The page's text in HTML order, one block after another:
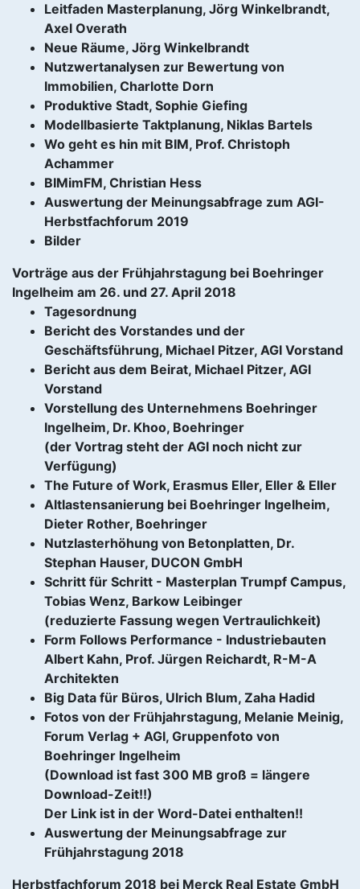
Leitfaden Masterplanung, Jörg Winkelbrandt,
Axel Overath
Neue Räume, Jörg Winkelbrandt
Nutzwertanalysen zur Bewertung von
Immobilien, Charlotte Dorn
Produktive Stadt, Sophie Giefing
Modellbasierte Taktplanung, Niklas Bartels
Wo geht es hin mit BIM, Prof. Christoph
Achammer
BIMimFM, Christian Hess
Auswertung der Meinungsabfrage zum AGI-
Herbstfachforum 2019
Bilder
Vorträge aus der Frühjahrstagung bei Boehringer
Ingelheim am 26. und 27. April 2018
Tagesordnung
Bericht des Vorstandes und der
Geschäftsführung, Michael Pitzer, AGI Vorstand
Bericht aus dem Beirat, Michael Pitzer, AGI
Vorstand
Vorstellung des Unternehmens Boehringer
Ingelheim, Dr. Khoo, Boehringer
(der Vortrag steht der AGI noch nicht zur
Verfügung)
The Future of Work, Erasmus Eller, Eller & Eller
Altlastensanierung bei Boehringer Ingelheim,
Dieter Rother, Boehringer
Nutzlasterhöhung von Betonplatten, Dr.
Stephan Hauser, DUCON GmbH
Schritt für Schritt - Masterplan Trumpf Campus,
Tobias Wenz, Barkow Leibinger
(reduzierte Fassung wegen Vertraulichkeit)
Form Follows Performance - Industriebauten
Albert Kahn, Prof. Jürgen Reichardt, R-M-A
Architekten
Big Data für Büros, Ulrich Blum, Zaha Hadid
Fotos von der Frühjahrstagung, Melanie Meinig,
Forum Verlag + AGI, Gruppenfoto von
Boehringer Ingelheim
(Download ist fast 300 MB groß = längere
Download-Zeit!!)
Der Link ist in der Word-Datei enthalten!!
Auswertung der Meinungsabfrage zur
Frühjahrstagung 2018
Herbstfachforum 2018 bei Merck Real Estate GmbH